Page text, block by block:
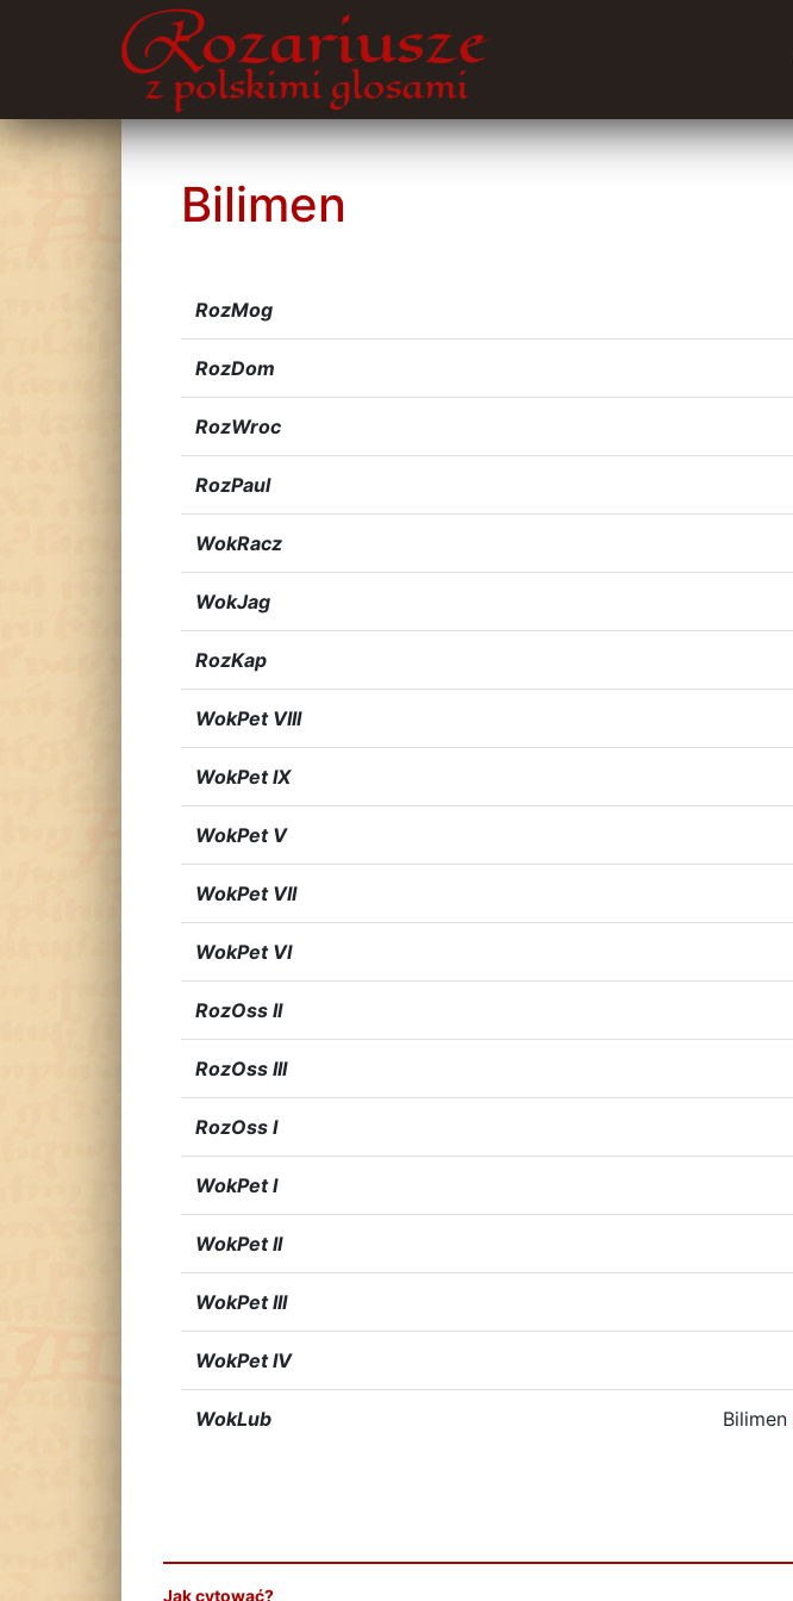
Bilimen
RozMog
RozDom
RozWroc
RozPaul
WokRacz
WokJag
RozKap
WokPet VIII
WokPet IX
WokPet V
WokPet VII
WokPet VI
RozOss II
RozOss III
RozOss I
WokPet I
WokPet II
WokPet III
WokPet IV
WokLub Bilimen
Jak cytować?